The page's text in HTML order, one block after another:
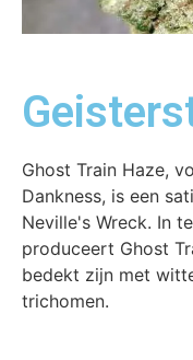
Ghost Train Haze,
Dankness, is een
Neville's Wreck. In
produceert Ghost
bedekt zijn met
trichomen.